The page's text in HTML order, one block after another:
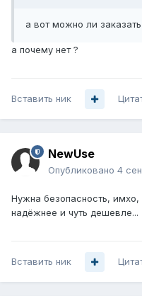
а вот можно ли заказать
а почему нет ?
Вставить ник
NewUse
Опубликовано 4
Нужна безопасность,
надёжнее и чуть дешевле...
Вставить ник